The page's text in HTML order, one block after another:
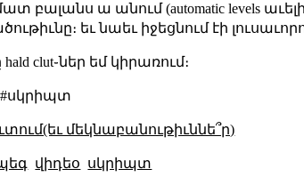
ա անում (automatic levels
եւ նաեւ իջեցնում էի
clut֊ներ եմ կիրառում։
մեկնաբանութիւննե՞ր)
վիդեօ սկրիպտ